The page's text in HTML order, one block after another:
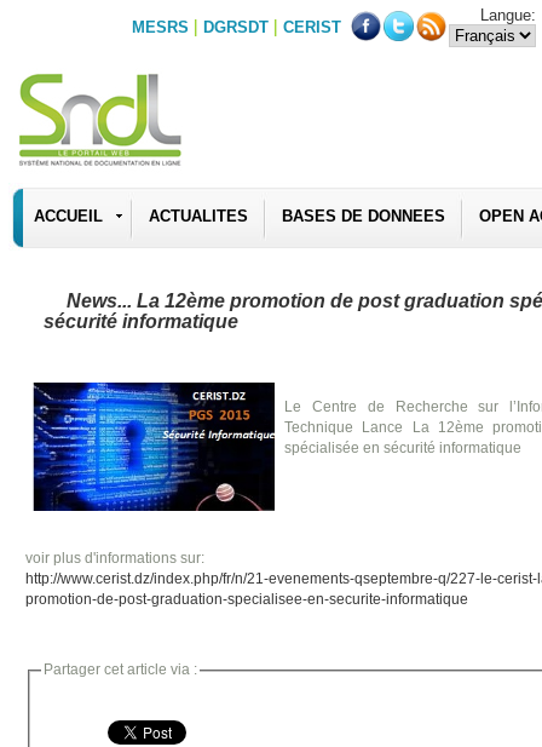
MESRS | DGRSDT | CERIST
Langue:
ACCUEIL ACTUALITES BASES DE DONNEES OPEN
News... La 12ème promotion de post graduation
sécurité informatique
Le Centre de Recherche sur
Technique Lance La 12ème
spécialisée en sécurité informatique
voir plus d'informations sur:
http://www.cerist.dz/index.php/fr/n/21-evenements-qseptembre-q/227-le-
promotion-de-post-graduation-specialisee-en-securite-informatique
Partager cet article via :